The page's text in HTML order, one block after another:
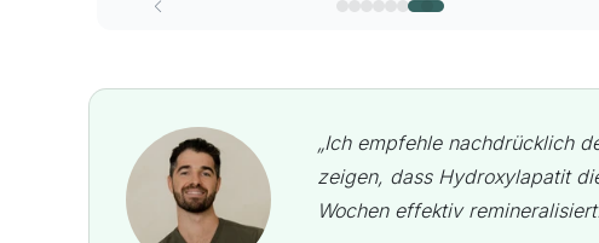
„Ich empfehle nachdrücklich
zeigen, dass Hydroxylapatit
Wochen effektiv